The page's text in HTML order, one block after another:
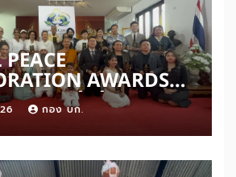
AWARDS
วทีเชิดชูผู้สร้าง
ดันแนวคิด ‘สันติภาพ
วใจมนุษย์’ สู่ความร่วม
าชาติ
กอง บก.